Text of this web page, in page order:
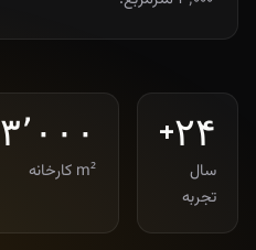
۲۴+
سال
تجربه
۳٬۰۰۰
m² کارخانه